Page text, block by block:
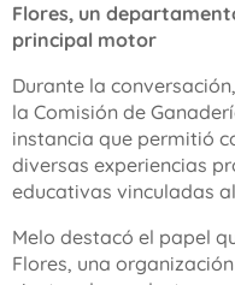
Flores, un
principal motor
Durante la
la Comisión de
instancia que permitió
diversas experiencias
educativas vinculadas
Melo destacó el papel
Flores, una